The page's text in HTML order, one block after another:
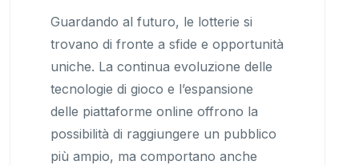
Guardando al futuro, le lotterie si
trovano di fronte a sfide e opportunità
uniche. La continua evoluzione delle
tecnologie di gioco e l’espansione
delle piattaforme online offrono la
possibilità di raggiungere un pubblico
più ampio, ma comportano anche